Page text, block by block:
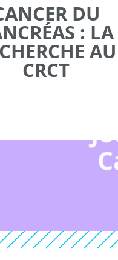
DU
: LA
AU
CRCT